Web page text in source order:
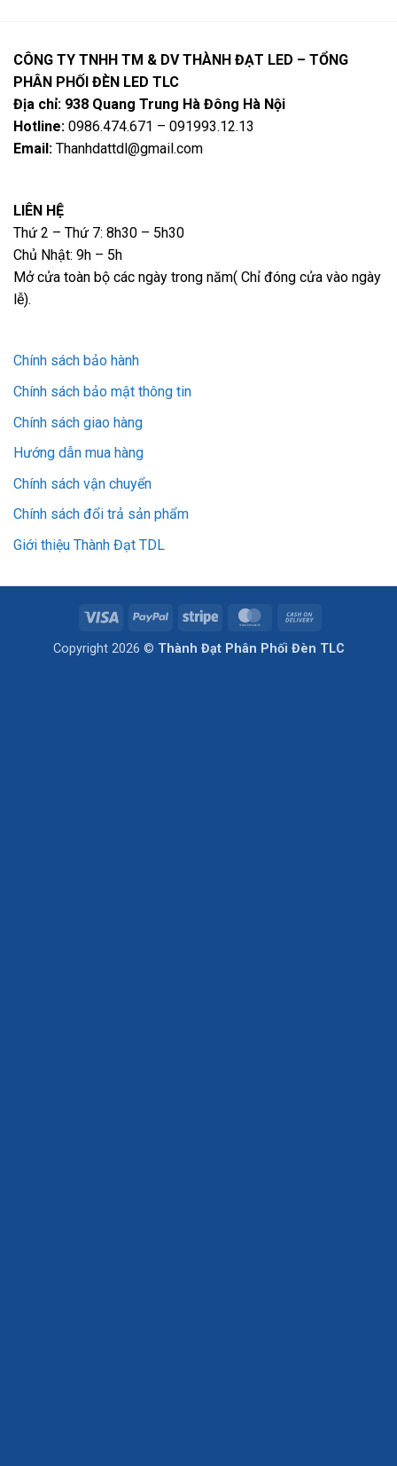
CÔNG TY TNHH TM & DV THÀNH ĐẠT LED – TỔNG
PHÂN PHỐI ĐÈN LED TLC
Địa chỉ: 938 Quang Trung Hà Đông Hà Nội
Hotline: 0986.474.671 – 091993.12.13
Email: Thanhdattdl@gmail.com
LIÊN HỆ
Thứ 2 – Thứ 7: 8h30 – 5h30
Chủ Nhật: 9h – 5h
Mở cửa toàn bộ các ngày trong năm( Chỉ đóng cửa vào ngày
lễ).
Chính sách bảo hành
Chính sách bảo mật thông tin
Chính sách giao hàng
Hướng dẫn mua hàng
Chính sách vận chuyển
Chính sách đổi trả sản phẩm
Giới thiệu Thành Đạt TDL
Visa PayPal Stripe MasterCard
Delivery
Copyright 2026 © Thành Đạt Phân Phối Đèn TLC